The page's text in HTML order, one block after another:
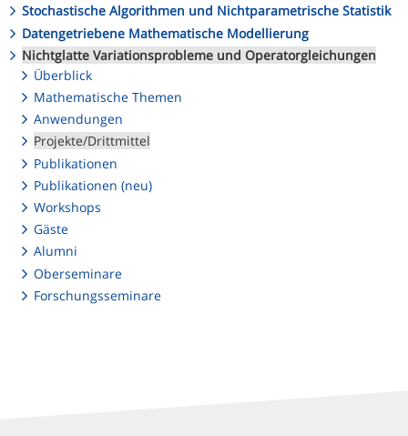
Stochastische Algorithmen und Nichtparametrische Statistik
Datengetriebene Mathematische Modellierung
Nichtglatte Variationsprobleme und Operatorgleichungen
Überblick
Mathematische Themen
Anwendungen
Projekte/Drittmittel
Publikationen
Publikationen (neu)
Workshops
Gäste
Alumni
Oberseminare
Forschungsseminare